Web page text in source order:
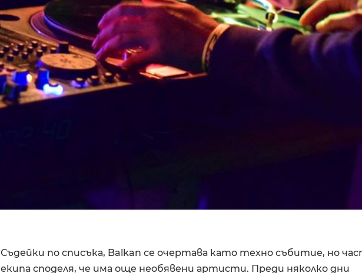
Съдейки по списъка, Balkan се очертава като техно събитие, но
екипа споделя, че има още необявени артисти. Преди няколко дни